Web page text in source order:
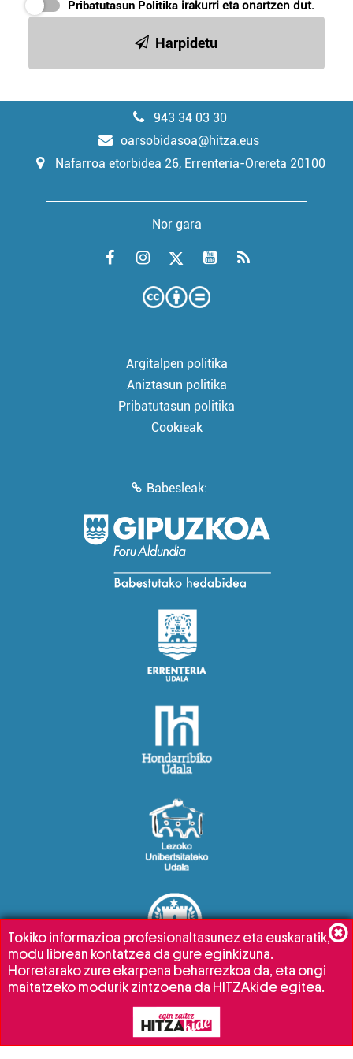
Pribatutasun Politika irakurri eta onartzen dut.
Harpidetu
943 34 03 30
oarsobidasoa@hitza.eus
Nafarroa etorbidea 26, Errenteria-Orereta 20100
Nor gara
Argitalpen politika
Aniztasun politika
Pribatutasun politika
Cookieak
Babesleak:
Tokiko informazioa profesionaltasunez eta euskaratik,
modu librean kontatzea da gure eginkizuna.
Horretarako zure ekarpena beharrezkoa da, eta ongi
maitatzeko modurik zintzoena da HITZAkide egitea.